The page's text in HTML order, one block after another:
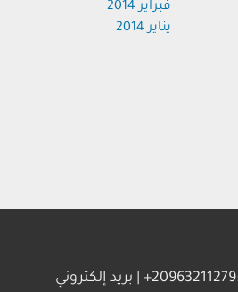
فبراير 2014
يناير 2014
العنوان : جامعة جنوب الوادي 83523 قنا - جمهورية مصر العربية | ت: 20963211281+ | فاكس :20963211279+ | بريد إلكتروني